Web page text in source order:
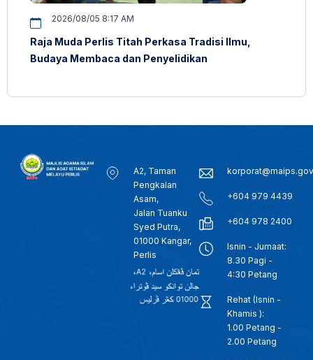
2026/08/05 8:17 AM
Raja Muda Perlis Titah Perkasa Tradisi Ilmu,
Budaya Membaca dan Penyelidikan
A2, Taman
Pengkalan
Asam,
Jalan Tuanku
Syed Putra,
01000 Kangar,
Perlis
+604 979 4439
+604 978 2400
Isnin - Jumaat:
8.30 Pagi -
4:30 Petang
Rehat (Isnin -
Khamis ):
1.00 Petang -
2.00 Petang